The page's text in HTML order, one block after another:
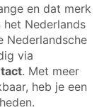
en dat merk
het Nederlands
Nederlandsche
via
. Met meer
heb je een